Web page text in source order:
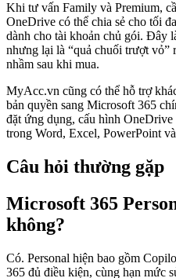
Khi tư vấn Family và Premium,
OneDrive có thể chia sẻ cho tối
dành cho tài khoản chủ gói. Đây
nhưng lại là “quả chuối trượt vỏ”
nhầm sau khi mua.
MyAcc.vn cũng có thể hỗ trợ
bản quyền sang Microsoft 365
đặt ứng dụng, cấu hình
trong Word, Excel, PowerPoint
Câu hỏi thường gặp
Microsoft 365
không?
Có. Personal hiện bao gồm
365 đủ điều kiện, cùng hạn mức